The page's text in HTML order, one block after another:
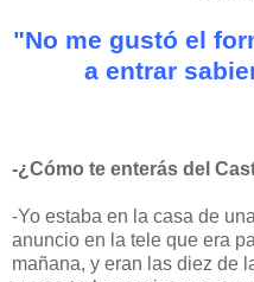
"No me gustó el
a entrar
-¿Cómo te enterás del
-Yo estaba en la casa de
anuncio en la tele que era
mañana, y eran las diez de